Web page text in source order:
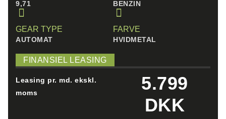
9,71 BENZIN
GEAR TYPE
AUTOMAT
FARVE
HVIDMETAL
FINANSIEL LEASING
Leasing pr. md. ekskl.
moms
5.799
DKK